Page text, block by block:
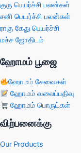
குரு பெயர்ச்சி பலன்கள்
சனி பெயர்ச்சி பலன்கள்
ராகு கேது பெயர்ச்சி
மச்ச ஜோதிடம்
ஹோமம் பூஜை
ஹோமம் சேவைகள்
ஹோமம் வலைப்பதிவு
ஹோமம் பொருட்கள்
விற்பனைக்கு
Our Products